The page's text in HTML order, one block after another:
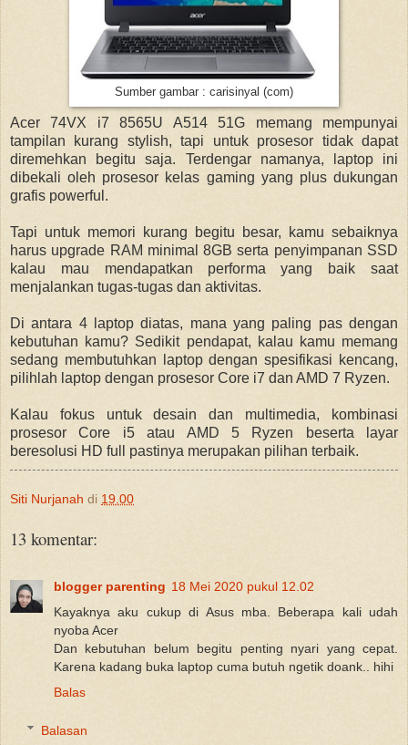
Sumber gambar : carisinyal (com)
Acer 74VX i7 8565U A514 51G memang mempunyai
tampilan kurang stylish, tapi untuk prosesor tidak dapat
diremehkan begitu saja. Terdengar namanya, laptop ini
dibekali oleh prosesor kelas gaming yang plus dukungan
grafis powerful.
Tapi untuk memori kurang begitu besar, kamu sebaiknya
harus upgrade RAM minimal 8GB serta penyimpanan SSD
kalau mau mendapatkan performa yang baik saat
menjalankan tugas-tugas dan aktivitas.
Di antara 4 laptop diatas, mana yang paling pas dengan
kebutuhan kamu? Sedikit pendapat, kalau kamu memang
sedang membutuhkan laptop dengan spesifikasi kencang,
pilihlah laptop dengan prosesor Core i7 dan AMD 7 Ryzen.
Kalau fokus untuk desain dan multimedia, kombinasi
prosesor Core i5 atau AMD 5 Ryzen beserta layar
beresolusi HD full pastinya merupakan pilihan terbaik.
Siti Nurjanah di 19.00
13 komentar:
blogger parenting 18 Mei 2020 pukul 12.02
Kayaknya aku cukup di Asus mba. Beberapa kali udah
nyoba Acer
Dan kebutuhan belum begitu penting nyari yang cepat.
Karena kadang buka laptop cuma butuh ngetik doank.. hihi
Balas
Balasan